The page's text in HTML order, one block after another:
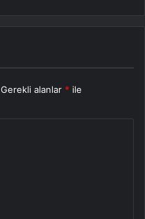
Gerekli alanlar * ile